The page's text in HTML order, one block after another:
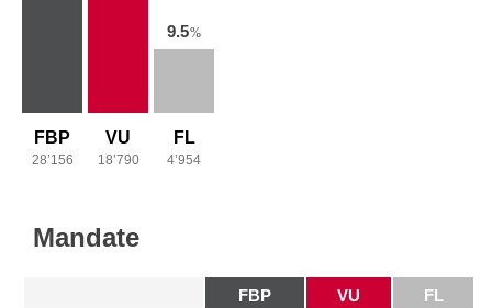
FBP
28’156
VU
18’790
9.5%
FL
4’954
Mandate
FBP VU FL